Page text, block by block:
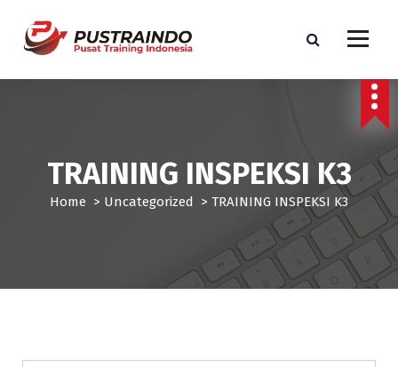
TRAINING INSPEKSI K3
Home > Uncategorized > TRAINING INSPEKSI K3